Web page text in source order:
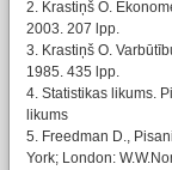
2. Krastiņš O.
2003. 207 lpp.
3. Krastiņš O.
1985. 435 lpp.
4. Statistikas likums.
likums
5. Freedman D.,
York; London: